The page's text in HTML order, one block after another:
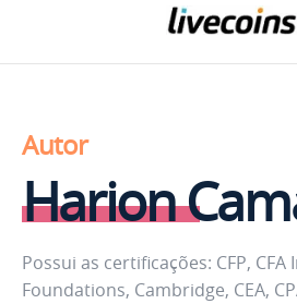
Autor
Harion
Possui as certificações: CFP,
Foundations, Cambridge, CEA,